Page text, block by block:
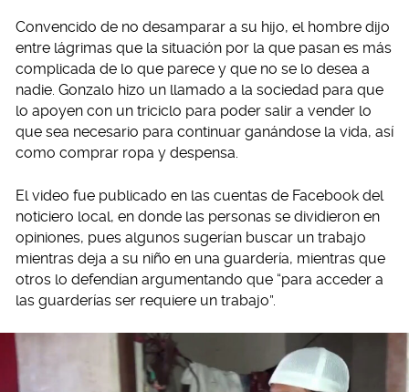
Convencido de no desamparar a su hijo, el hombre dijo
entre lágrimas que la situación por la que pasan es más
complicada de lo que parece y que no se lo desea a
nadie. Gonzalo hizo un llamado a la sociedad para que
lo apoyen con un triciclo para poder salir a vender lo
que sea necesario para continuar ganándose la vida, así
como comprar ropa y despensa.
El video fue publicado en las cuentas de Facebook del
noticiero local, en donde las personas se dividieron en
opiniones, pues algunos sugerían buscar un trabajo
mientras deja a su niño en una guardería, mientras que
otros lo defendían argumentando que “para acceder a
las guarderías ser requiere un trabajo”.